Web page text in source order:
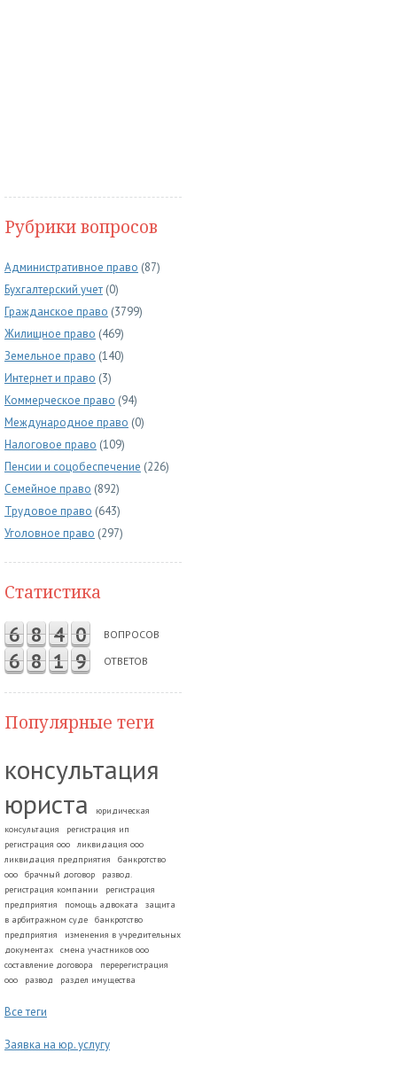
Рубрики вопросов
Административное право (87)
Бухгалтерский учет (0)
Гражданское право (3799)
Жилищное право (469)
Земельное право (140)
Интернет и право (3)
Коммерческое право (94)
Международное право (0)
Налоговое право (109)
Пенсии и соцобеспечение (226)
Семейное право (892)
Трудовое право (643)
Уголовное право (297)
Статистика
6 8 4 0 ВОПРОСОВ
6 8 1 9 ОТВЕТОВ
Популярные теги
консультация
юриста
юридическая
консультация
регистрация ип
регистрация ооо
ликвидация ооо
ликвидация предприятия
банкротство
ооо
брачный договор
развод.
регистрация компании
регистрация
предприятия
помощь адвоката
защита
в арбитражном суде
банкротство
предприятия
изменения в учредительных
документах
смена участников ооо
составление договора
перерегистрация
ооо
развод раздел имущества
Все теги
Заявка на юр. услугу